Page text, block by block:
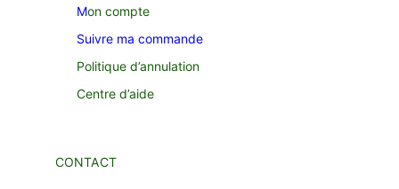
Mon compte
Suivre ma commande
Politique d’annulation
Centre d’aide
CONTACT